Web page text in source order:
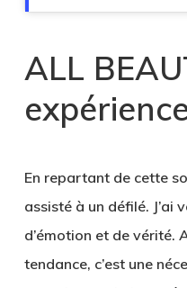
ALL
En repartant de cette
assisté à un défilé. J’ai
d’émotion et de vérité.
tendance, c’est une